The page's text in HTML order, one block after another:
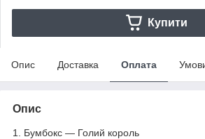
Купити
Опис Доставка Оплата
Опис
1. Бумбокс — Голий король